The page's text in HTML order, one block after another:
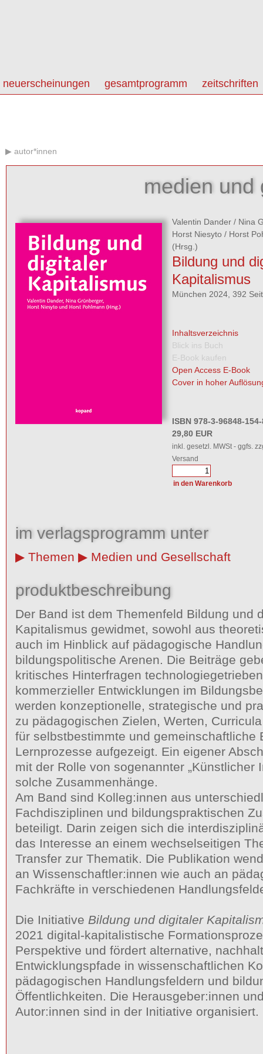
neuerscheinungen gesamtprogramm zeitschriften
autor*innen
medien und
Valentin Dander/ Nina
Horst Niesyto / Horst
(Hrsg.)
Bildung und
Kapitalismus
München 2024, 392
Inhaltsverzeichnis
Blick ins Buch
E-Book kaufen
Open Access E-Book
Cover in hoher
ISBN 978-3-96848-
29,80 EUR
inkl. gesetzl. MWSt - ggfs.
Versand
im verlagsprogramm unter
Themen Medien und Gesellschaft
produktbeschreibung
Der Band ist dem Themenfeld Bildung und
Kapitalismus gewidmet, sowohl aus
auch im Hinblick auf pädagogische
bildungspolitische Arenen. Die Beiträge
kritisches Hinter­fragen
kommerzieller Entwicklungen im
werden konzeptionelle, strategische und
zu pädagogischen Zielen, Werten,
für selbstbestimmte und gemeinschaftliche
Lernprozesse aufgezeigt. Ein eigener
mit der Rolle von sogenannter „Künstlicher
solche Zusammenhänge.
Am Band sind Kolleg:innen aus
Fachdisziplinen und bildungs­praktischen
beteiligt. Darin zeigen sich die
das Interesse an einem wechselseitigen
Transfer zur Thematik. Die Publikation
an Wissenschaftler:innen wie auch an
Fachkräfte in verschiedenen
Die Initiative Bildung und digitaler
2021 digital-­kapitalistische
Perspektive und fördert alternative,
Entwicklungspfade in wissenschaftlichen
pädagogischen Handlungsfeldern und
Öffentlichkeiten. Die Herausgeber:innen
Autor:innen sind in der Initiative organisiert.